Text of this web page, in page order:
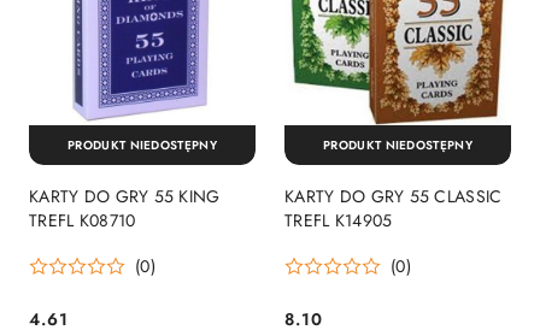
KARTY DO GRY 55 KING
TREFL K08710
(0)
4.61
PRODUKT NIEDOSTĘPNY
KARTY DO GRY 55 CLASSIC
TREFL K14905
(0)
8.10
PRODUKT NIEDOSTĘPNY